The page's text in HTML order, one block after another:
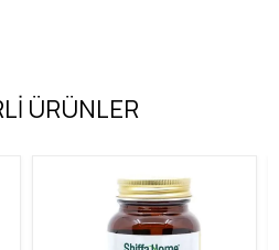
ÜRÜNLER